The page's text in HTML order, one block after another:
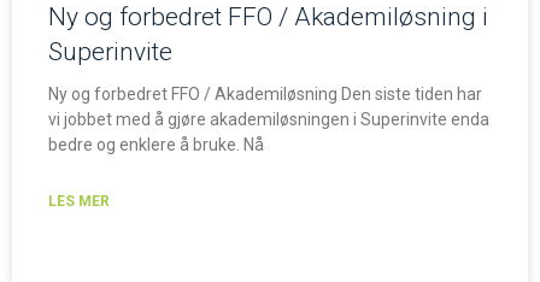
Ny og forbedret FFO / Akademiløsning i
Superinvite
Ny og forbedret FFO / Akademiløsning Den siste tiden har
vi jobbet med å gjøre akademiløsningen i Superinvite enda
bedre og enklere å bruke. Nå
LES MER